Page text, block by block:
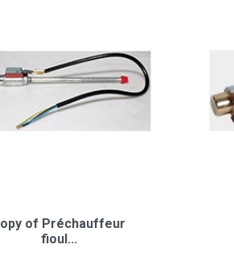
of Préchauffeur
fioul...